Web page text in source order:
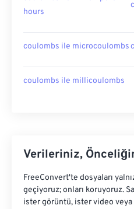
hours
coulombs ile microcoulombs
coulombs ile millicoulombs
Verileriniz,
FreeConvert'te dosyaları
geçiyoruz; onları koruyoruz.
ister görüntü, ister video